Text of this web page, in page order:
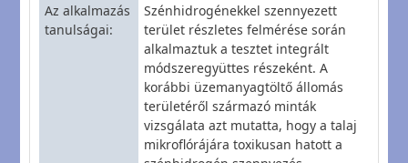
Az alkalmazás
tanulságai
Szénhidrogénekkel szennyezett
terület részletes felmérése során
alkalmaztuk a tesztet integrált
módszeregyüttes részeként. A
korábbi üzemanyagtöltő állomás
területéről származó minták
vizsgálata azt mutatta, hogy a talaj
mikroflórájára toxikusan hatott a